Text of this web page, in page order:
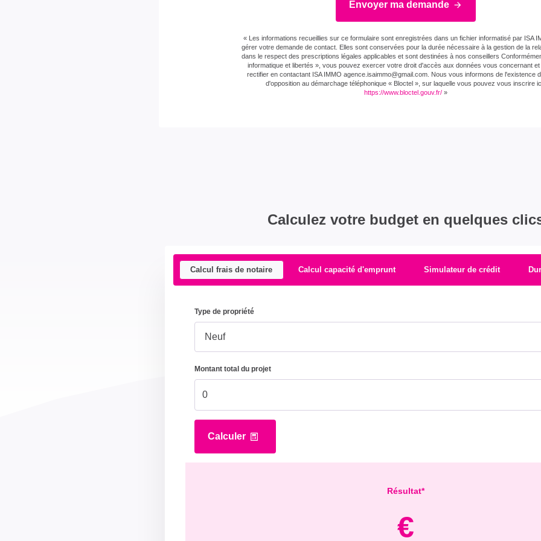
Envoyer ma demande
« Les informations recueillies sur ce formulaire sont enregistrées dans un fichier informatisé par ISA
gérer votre demande de contact. Elles sont conservées pour la durée nécessaire à la gestion de la
dans le respect des prescriptions légales applicables et sont destinées à nos conseillers
informatique et libertés », vous pouvez exercer votre droit d'accès aux données vous concernant et
rectifier en contactant ISA IMMO agence.isaimmo@gmail.com . Nous vous informons de l'existence
d'opposition au démarchage téléphonique « Bloctel », sur laquelle vous pouvez vous inscrire
https://www.bloctel.gouv.fr/ »
Calculez votre budget en quelques
Calcul frais de notaire Calcul capacité d'emprunt Simulateur de crédit